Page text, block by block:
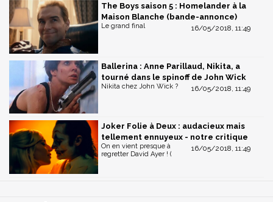
The Boys saison 5 : Homelander à la
Maison Blanche (bande-annonce)
16/05/2018, 11:49
Le grand final
Ballerina : Anne Parillaud, Nikita, a
tourné dans le spinoff de John Wick
16/05/2018, 11:49
Nikita chez John Wick ?
Joker Folie à Deux : audacieux mais
tellement ennuyeux - notre critique
16/05/2018, 11:49
On en vient presque à
regretter David Ayer ! (